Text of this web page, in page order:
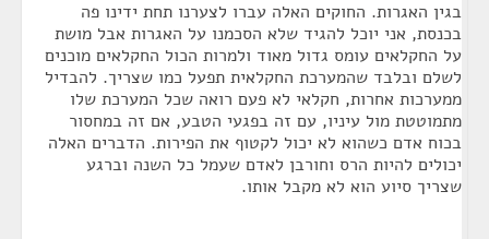
בגין האגרות. החוקים האלה עברו לצערנו תחת ידינו פה
בכנסת, אני יוכל להגיד שלא הסכמנו על האגרות אבל מושת
על החקלאים עומס גדול מאוד ולמרות הכול החקלאים מוכנים
לשלם ובלבד שהמערכת החקלאית תפעל כמו שצריך. להבדיל
ממערכות אחרות, חקלאי לא פעם רואה שכל המערכת שלו
מתמוטטת מול עיניו, עם זה בפגעי הטבע, אם זה במחסור
בכוח אדם כשהוא לא יכול לקטוף את הפירות. הדברים האלה
יכולים להיות הרס וחורבן לאדם שעמל כל השנה וברגע
שצריך סיוע הוא לא מקבל אותו.